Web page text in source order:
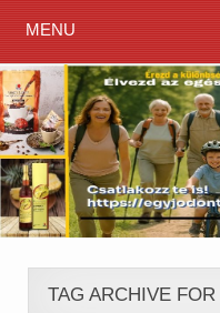
MENU
TAG ARCHIVE